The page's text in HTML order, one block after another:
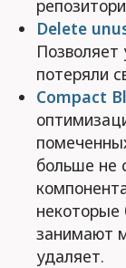
Delete
Позволяет
потеряли
Compact
больше не
занимают
удаляет.